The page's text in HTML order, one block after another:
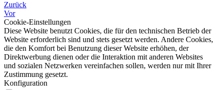
Zurück
Vor
Cookie-Einstellungen
Diese Website benutzt Cookies, die für den technischen Betrieb der
Website erforderlich sind und stets gesetzt werden. Andere Cookies,
die den Komfort bei Benutzung dieser Website erhöhen, der
Direktwerbung dienen oder die Interaktion mit anderen Websites
und sozialen Netzwerken vereinfachen sollen, werden nur mit Ihrer
Zustimmung gesetzt.
Konfiguration